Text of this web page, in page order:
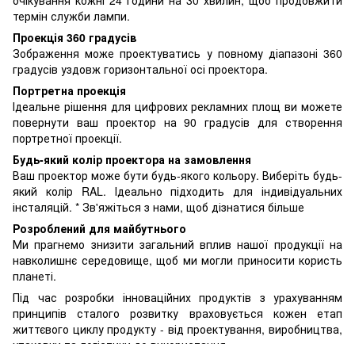
термін служби лампи.
Проекція 360 градусів
Зображення може проектуватись у повному діапазоні 360
градусів уздовж горизонтальної осі проектора.
Портретна проекція
Ідеальне рішення для цифрових рекламних площ ви можете
повернути ваш проектор на 90 градусів для створення
портретної проекції.
Будь-який колір проектора на замовлення
Ваш проектор може бути будь-якого кольору. Виберіть будь-
який колір RAL. Ідеально підходить для індивідуальних
інсталяцій. * Зв'яжіться з нами, щоб дізнатися більше
Розроблений для майбутнього
Ми прагнемо знизити загальний вплив нашої продукції на
навколишнє середовище, щоб ми могли приносити користь
планеті.
Під час розробки інноваційних продуктів з урахуванням
принципів сталого розвитку враховується кожен етап
життєвого циклу продукту - від проектування, виробництва,